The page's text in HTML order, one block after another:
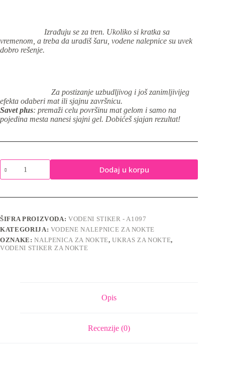
Izrađuju se za tren. Ukoliko si kratka sa
vremenom, a treba da uradiš šaru, vodene nalepnice su uvek
dobro rešenje.
Za postizanje uzbudljivog i još zanimljivijeg
efekta odaberi mat ili sjajnu završnicu.
Savet plus: premaži celu površinu mat gelom i samo na
pojedina mesta nanesi sjajni gel. Dobićeš sjajan rezultat!
Vodene
nalepnice
za
-
količina
Dodaj u korpu
ŠIFRA PROIZVODA:VODENI STIKER - A1097
KATEGORIJA: VODENE NALEPNICE ZA NOKTE
OZNAKE:NALPENICA ZA NOKTE,UKRAS ZA NOKTE,
VODENI STIKER ZA NOKTE
Opis
Recenzije (0)